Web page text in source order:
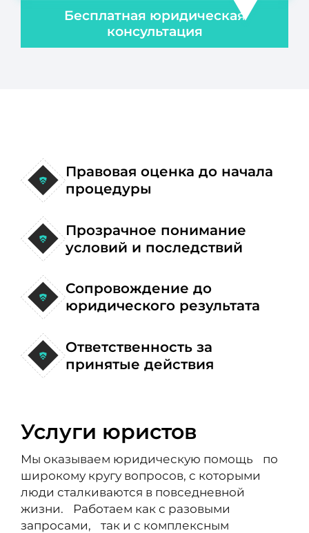
Бесплатная юридическая
консультация
Правовая оценка до начала
процедуры
Прозрачное понимание
условий и последствий
Сопровождение до
юридического результата
Ответственность за
принятые действия
Услуги юристов
Мы оказываем юридическую помощь по
широкому кругу вопросов, с которыми
люди сталкиваются в повседневной
жизни. Работаем как с разовыми
запросами, так и с комплексным